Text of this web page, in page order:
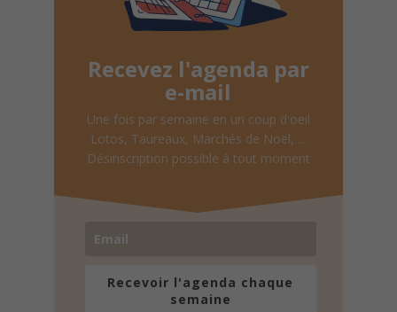
Recevez l'agenda par
e-mail
Une fois par semaine en un coup d'oeil
Lotos, Taureaux, Marchés de Noël, ...
Désinscription possible à tout moment
Recevoir l'agenda chaque
semaine